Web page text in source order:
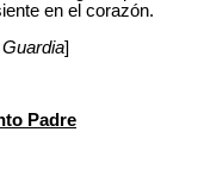
en el corazón.
]
Padre